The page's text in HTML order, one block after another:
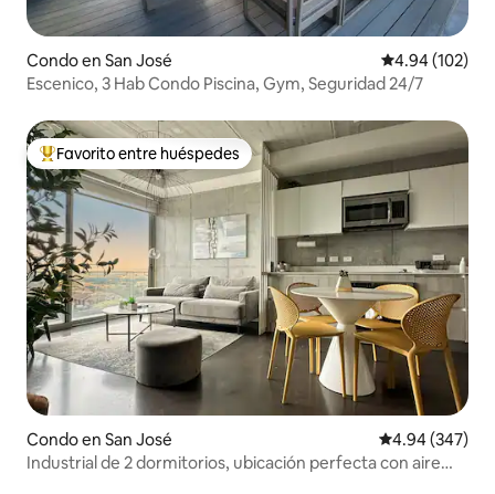
Condo en San José Calificación
4.94 (102)
Escenico, 3 Hab Condo Piscina, Gym, Seguridad 24/7
Favorito entre huéspedes preferido
Favorito entre huéspedes
Condo en San José Calificación
4.94 (347)
Industrial de 2 dormitorios, ubicación perfecta con aire